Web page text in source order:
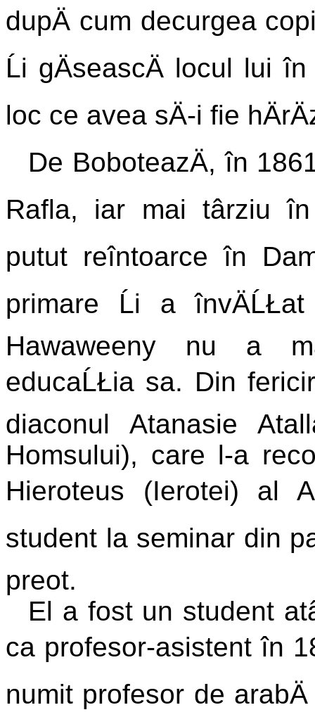
dupÄ cum decurgea
Ĺi gÄseascÄ locul lui
loc ce avea sÄ-i fie
De BoboteazÄ, în
Rafla, iar mai târziu în
putut reîntoarce în
primare Ĺi a
Hawaweeny nu a
educaĹŁia sa. Din
diaconul Atanasie
Homsului), care l-a
Hieroteus (Ierotei) al
student la seminar din
preot.
El a fost un student
ca profesor-asistent în
numit profesor de